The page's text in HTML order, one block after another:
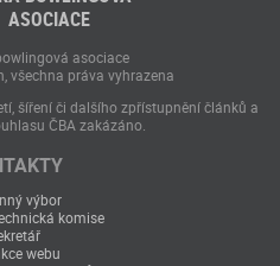
ASOCIACE
asociace
všechna práva vyhrazena
šíření či dalšího zpřístupnění článků a
ČBA zakázáno.
výbor
komise
webu